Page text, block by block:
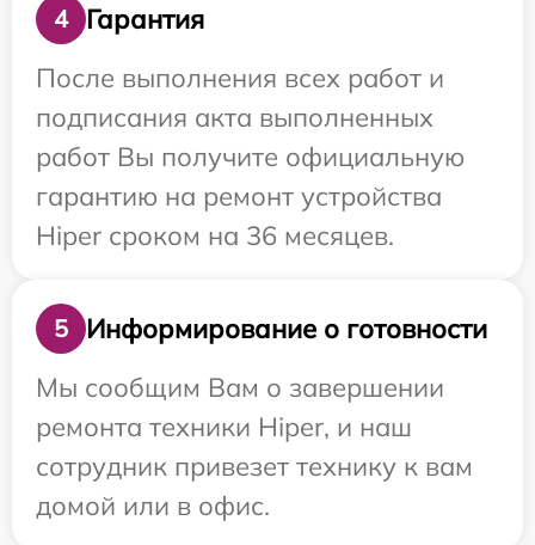
4
Гарантия
После выполнения всех работ и
подписания акта выполненных
работ Вы получите официальную
гарантию на ремонт устройства
Hiper сроком на 36 месяцев.
5
Информирование о готовности
Мы сообщим Вам о завершении
ремонта техники Hiper, и наш
сотрудник привезет технику к вам
домой или в офис.